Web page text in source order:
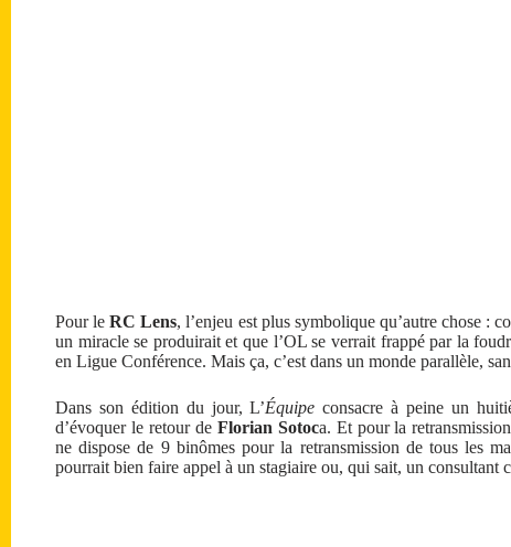
Pour leRC Lens, l’enjeu est plus symbolique qu’autre chose :
un miracle se produirait et que l’OL se verrait frappé par la
en Ligue Conférence. Mais ça, c’est dans un monde parallèle,
Dans son édition du jour, L’Équipe consacre à peine un
d’évoquer le retour de Florian Sotoca. Et pour la
ne dispose de 9 binômes pour la retransmission de tous les
pourrait bien faire appel à un stagiaire ou, qui sait, un